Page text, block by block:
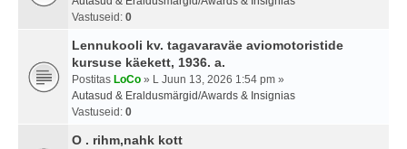
Vastuseid: 0
Lennukooli kv. tagavaraväe aviomotoristide
kursuse käekett, 1936. a.
Postitas LoCo » L Juun 13, 2026 1:54 pm »
Autasud & Eraldusmärgid/Awards & Insignias
Vastuseid: 0
O . rihm,nahk kott